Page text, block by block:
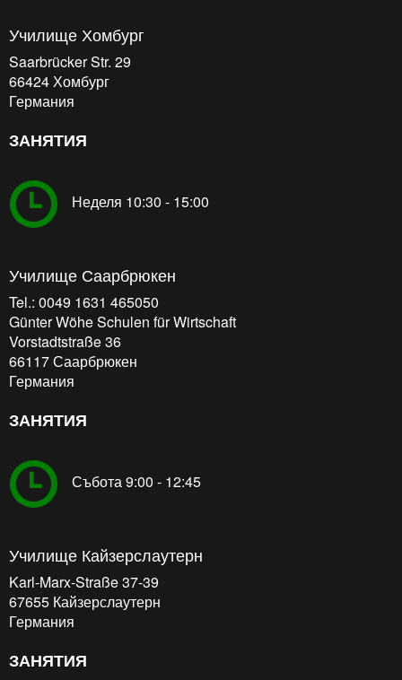
Училище Хомбург
Saarbrücker Str. 29
66424Хомбург
Германия
ЗАНЯТИЯ
Неделя 10:30 - 15:00
Училище Саарбрюкен
Tel.: 0049 1631 465050
Günter Wöhe Schulen für Wirtschaft
Vorstadtstraße 36
66117Саарбрюкен
Германия
ЗАНЯТИЯ
Събота 9:00 - 12:45
Училище Кайзерслаутерн
Karl-Marx-Straße 37-39
67655 Кайзерслаутерн
Германия
ЗАНЯТИЯ